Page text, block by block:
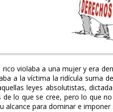
violaba a una mujer y era
a la víctima la ridícula suma
leyes absolutistas,
lo que se cree, pero lo que
para dominar e imponer